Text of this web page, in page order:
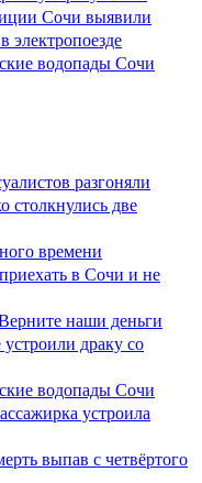
Сочи выявили
электропоезде
водопады Сочи
разгоняли
столкнулись две
времени
в Сочи и не
наши деньги
драку со
водопады Сочи
устроила
выпав с четвёртого